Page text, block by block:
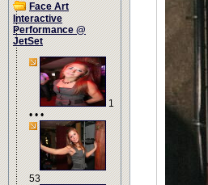
Face Art
Interactive
Performance @
JetSet
1
• • •
53